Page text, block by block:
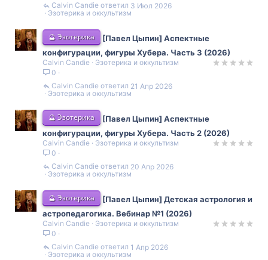
Эзотерика и оккультизм
3 Июл 2026
Calvin Candie
🔮 Эзотерика
[Павел Цыпин] Аспектные
конфигурации, фигуры Хубера. Часть 3 (2026)
Calvin Candie
Эзотерика и оккультизм
0
Эзотерика и оккультизм
21 Апр 2026
Calvin Candie
🔮 Эзотерика
[Павел Цыпин] Аспектные
конфигурации, фигуры Хубера. Часть 2 (2026)
Calvin Candie
Эзотерика и оккультизм
0
Эзотерика и оккультизм
20 Апр 2026
Calvin Candie
🔮 Эзотерика
[Павел Цыпин] Детская астрология и
астропедагогика. Вебинар №1 (2026)
Calvin Candie
Эзотерика и оккультизм
0
Эзотерика и оккультизм
1 Апр 2026
Calvin Candie